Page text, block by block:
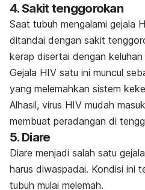
4. Sakit tenggorokan
Saat tubuh mengalami gejala
ditandai dengan sakit
kerap disertai dengan keluhan
Gejala HIV satu ini muncul
yang melemahkan sistem
Alhasil, virus HIV mudah
membuat peradangan di
5. Diare
Diare menjadi salah satu
harus diwaspadai. Kondisi ini
tubuh mulai melemah.